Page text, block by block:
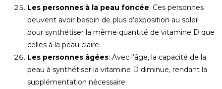
Les personnes à la peau foncée: Ces personnes
peuvent avoir besoin de plus d’exposition au soleil
pour synthétiser la même quantité de vitamine D que
celles à la peau claire.
Les personnes âgées: Avec l’âge, la capacité de la
peau à synthétiser la vitamine D diminue, rendant la
supplémentation nécessaire.